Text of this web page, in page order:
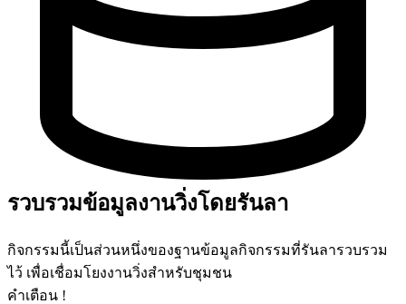
รวบรวมข้อมูลงานวิ่งโดยรันลา
กิจกรรมนี้เป็นส่วนหนึ่งของฐานข้อมูลกิจกรรมที่รันลารวบรวม
ไว้ เพื่อเชื่อมโยงงานวิ่งสำหรับชุมชน
คำเตือน !